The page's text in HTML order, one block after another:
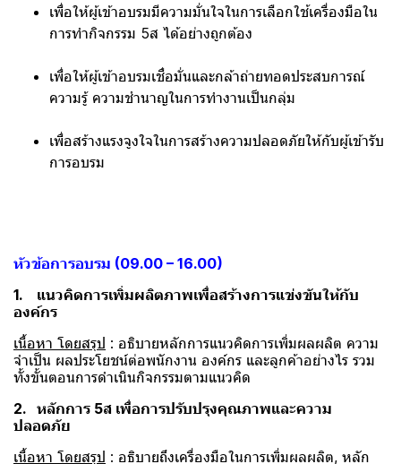
เพื่อให้ผู้เข้าอบรมมีความมั่นใจในการเลือกใช้เครื่องมือใน
การทำกิจกรรม 5ส ได้อย่างถูกต้อง
เพื่อให้ผู้เข้าอบรมเชื่อมั่นและกล้าถ่ายทอดประสบการณ์
ความรู้ ความชำนาญในการทำงานเป็นกลุ่ม
เพื่อสร้างแรงจูงใจในการสร้างความปลอดภัยให้กับผู้เข้ารับ
การอบรม
หัวข้อการอบรม (09.00 – 16.00)
1. แนวคิดการเพิ่มผลิตภาพเพื่อสร้างการแข่งขันให้กับ
องค์กร
เนื้อหา โดยสรุป : อธิบายหลักการแนวคิดการเพิ่มผลผลิต ความ
จำเป็น ผลประโยชน์ต่อพนักงาน องค์กร และลูกค้าอย่างไร รวม
ทั้งขั้นตอนการดำเนินกิจกรรมตามแนวคิด
2. หลักการ 5ส เพื่อการปรับปรุงคุณภาพและความ
ปลอดภัย
เนื้อหา โดยสรุป : อธิบายถึงเครื่องมือในการเพิ่มผลผลิต, หลัก